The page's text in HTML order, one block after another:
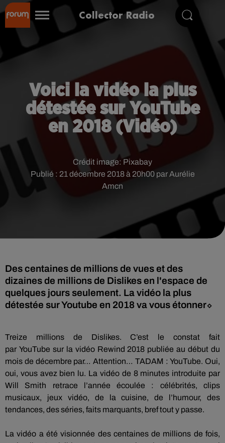
Collector Radio
Voici la vidéo la plus
détestée sur YouTube
en 2018 (Vidéo)
Publié : 21 décembre 2018 à 20h00 par Aurélie
Amcn
Crédit image: Pixabay
Des centaines de millions de vues et des
dizaines de millions de Dislikes en l'espace de
quelques jours seulement. La vidéo la plus
détestée sur Youtube en 2018 va vous étonner⬦
Treize millions de Dislikes.
C’est le constat fait
par YouTube sur la vidéo Rewind 2018 publiée au début du
mois de décembre par… Attention… TADAM : YouTube. Oui,
oui, vous avez bien lu. La vidéo de 8 minutes introduite par
Will Smith retrace l’année écoulée :
célébrités, clips
musicaux, jeux vidéo, de la cuisine, de l’humour, des
tendances, des séries, faits marquants, bref tout y passe.
La vidéo a été visionnée des centaines de millions de fois,